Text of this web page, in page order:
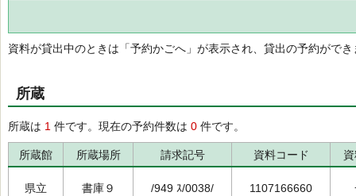
資料が貸出中のときは「予約かごへ」が表示され、貸出の予約ができ
所蔵
所蔵は 1 件です。現在の予約件数は 0 件です。
所蔵館 所蔵場所 請求記号 資料コード
県立 書庫９ /949 ｽ/0038/ 1107166660